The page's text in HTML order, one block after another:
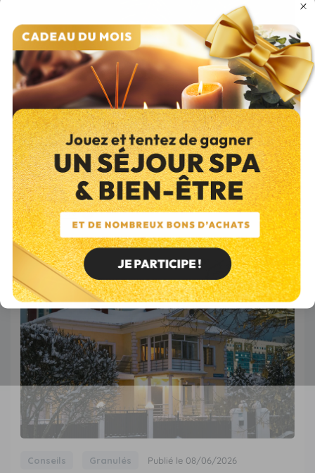
Conseils Bois Publié le 08/06/2026
Le sapin comme bois de chauffage : peut-on vraiment le
brûler en cheminée ?
Le sapin peut effectivement être utilisé comme bois de
chauffage, mais avec des précautions. Ce n'est pas l'essence
&agrav...
Lire l’article
Conseils Granulés Publié le 08/06/2026